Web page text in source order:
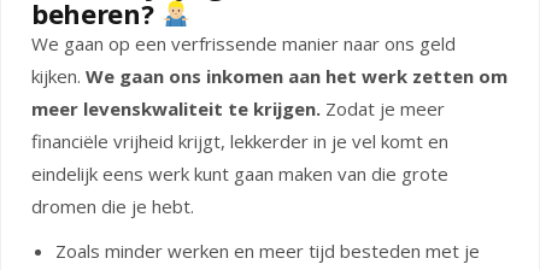
beheren?
We gaan op een verfrissende manier naar ons geld
kijken. We gaan ons inkomen aan het werk zetten om
meer levenskwaliteit te krijgen. Zodat je meer
financiële vrijheid krijgt, lekkerder in je vel komt en
eindelijk eens werk kunt gaan maken van die grote
dromen die je hebt.
Zoals minder werken en meer tijd besteden met je